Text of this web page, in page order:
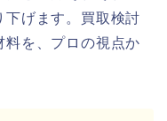
下げます。買取検討
料を、プロの視点か